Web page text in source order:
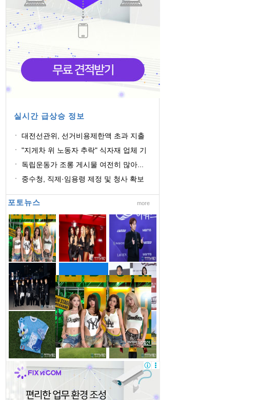
실시간 급상승 정보
대전선관위, 선거비용제한액 초과 지출
"지게차 위 노동자 추락" 식자재 업체 기
독립운동가 조롱 게시물 여전히 많아...
중수청, 직제·임용령 제정 및 청사 확보
포토뉴스 more